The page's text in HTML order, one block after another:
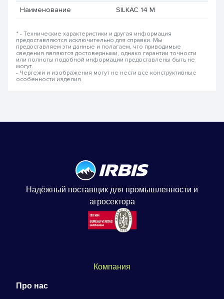
Наименование
SILKAC 14 M
* - Технические характеристики и другая информация
предоставляются исключительно для справки. Мы
предоставляем эти данные и полагаем, что приводимые
сведения являются достоверными, однако гарантии точности
или полноты подобной информации предоставлены быть не
могут.
- Чертежи и изображения могут не нести все конструктивные
особенности изделия.
Надёжный поставщик для промышленности и
агросектора
Компания
Про нас